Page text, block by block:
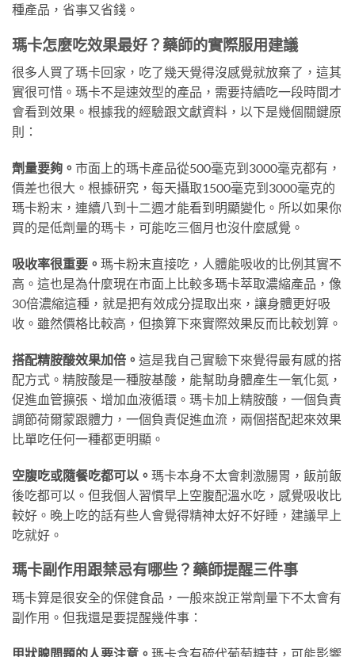
種產品，省事又省錢。
瑪卡怎麼吃效果最好？藥師的實際服用建議
很多人買了瑪卡回家，吃了幾天覺得沒感覺就放棄了，這其
實很可惜。瑪卡不是速效型的產品，需要持續吃一段時間才
會看到效果。根據我的經驗跟文獻資料，以下是幾個關鍵原
則：
劑量要夠。 市面上的瑪卡產品從500毫克到3000毫克都有，
價差也很大。根據研究，每天攝取1500毫克到3000毫克的
瑪卡粉末，連續八到十二週才能看到明顯變化。所以如果你
買的是低劑量的瑪卡，可能吃三個月也沒什麼感覺。
吸收率很重要。 瑪卡粉末直接吃，人體能吸收的比例其實不
高。這也是為什麼現在市面上比較多瑪卡萃取濃縮產品，像
30倍濃縮這種，就是把有效成分提取出來，讓身體更好吸
收。雖然價格比較高，但換算下來實際效果反而比較划算。
搭配精胺酸效果加倍。 這是我自己實驗下來覺得最有感的搭
配方式。精胺酸是一種胺基酸，能幫助身體產生一氧化氮，
促進血管擴張、增加血液循環。瑪卡加上精胺酸，一個負責
調節荷爾蒙跟體力，一個負責促進血流，兩個搭配起來效果
比單吃任何一種都更明顯。
空腹吃或隨餐吃都可以。 瑪卡本身不太會刺激腸胃，飯前飯
後吃都可以。但我個人習慣早上空腹配溫水吃，感覺吸收比
較好。晚上吃的話有些人會覺得精神太好不好睡，建議早上
吃就好。
瑪卡副作用跟禁忌有哪些？藥師提醒三件事
瑪卡算是很安全的保健食品，一般來說正常劑量下不太會有
副作用。但我還是要提醒幾件事：
甲狀腺問題的人要注意。 瑪卡含有硫代葡萄糖苷，可能影響